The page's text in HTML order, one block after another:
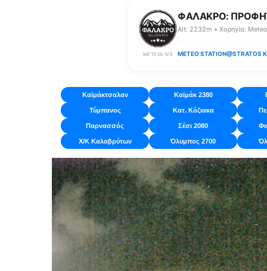
METEOLIVE
ΦΑΛΑΚΡΟ:
Alt: 2232m • Χορηγία:
METEO STATION@STRATOS
Καϊμάκτσαλαν Καϊμάκ 2380
Τύμπανος Κατ. Κόζιακα
Παρνασσός Σέσι 2080
Χ/Κ Καλαβρύτων Όλυμπος 2700